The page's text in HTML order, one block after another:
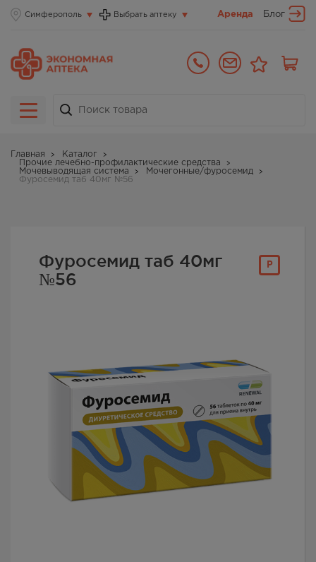
Симферополь Выбрать аптеку Аренда Блог
Главная
Каталог
Прочие лечебно-профилактические средства
Мочевыводящая система
Мочегонные/фуросемид
Фуросемид таб 40мг №56
Р
Фуросемид таб 40мг
№56